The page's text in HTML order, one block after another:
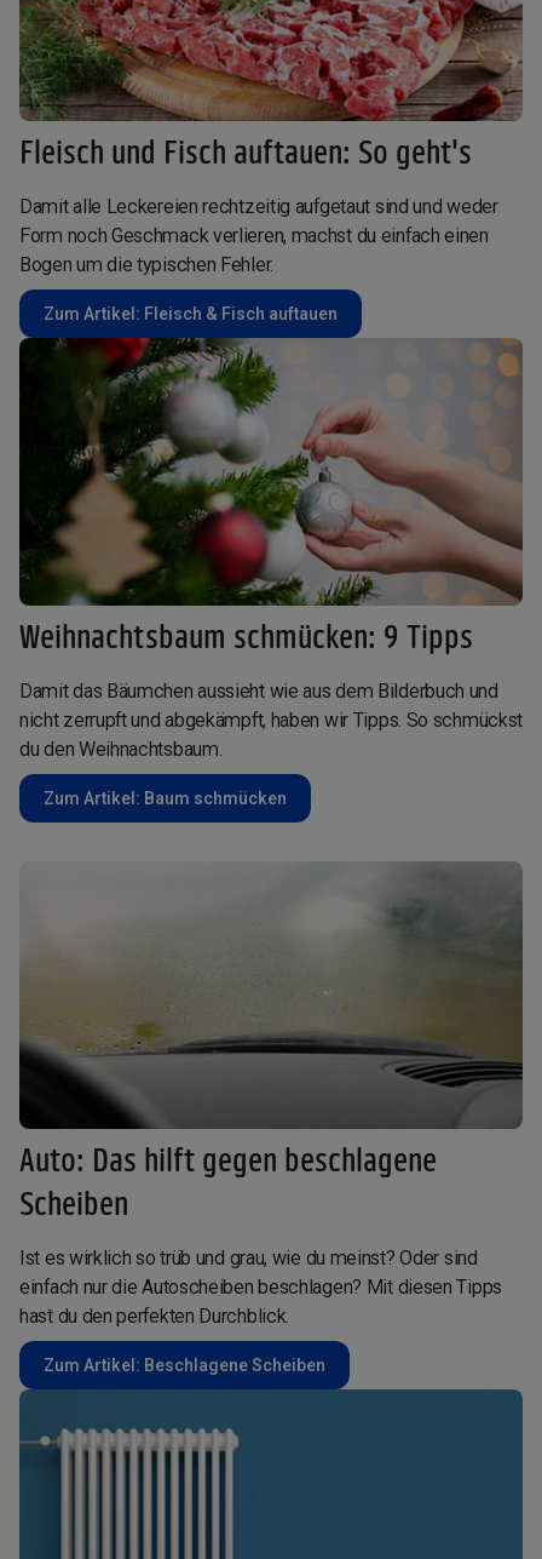
Fleisch und Fisch auftauen: So geht's
Damit alle Leckereien rechtzeitig aufgetaut sind und weder
Form noch Geschmack verlieren, machst du einfach einen
Bogen um die typischen Fehler.
Zum Artikel: Fleisch & Fisch auftauen
Weihnachtsbaum schmücken: 9 Tipps
Damit das Bäumchen aussieht wie aus dem Bilderbuch und
nicht zerrupft und abgekämpft, haben wir Tipps. So schmückst
du den Weihnachtsbaum.
Zum Artikel: Baum schmücken
Auto: Das hilft gegen beschlagene
Scheiben
Ist es wirklich so trüb und grau, wie du meinst? Oder sind
einfach nur die Autoscheiben beschlagen? Mit diesen Tipps
hast du den perfekten Durchblick.
Zum Artikel: Beschlagene Scheiben